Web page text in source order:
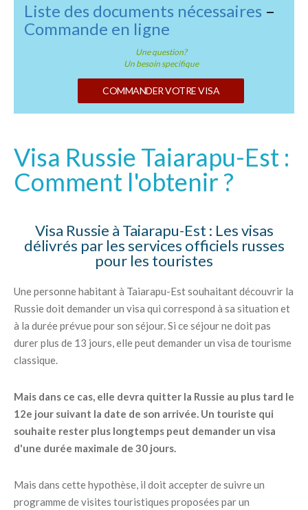
Liste des documents nécessaires –
Commande en ligne
Une question?
Un besoin specifique
COMMANDER VOTRE VISA
Visa Russie Taiarapu-Est :
Comment l'obtenir ?
Visa Russie à Taiarapu-Est : Les visas
délivrés par les services officiels russes
pour les touristes
Une personne habitant à Taiarapu-Est souhaitant découvrir la
Russie doit demander un visa qui correspond à sa situation et
à la durée prévue pour son séjour. Si ce séjour ne doit pas
durer plus de 13 jours, elle peut demander un visa de tourisme
classique.
Mais dans ce cas, elle devra quitter la Russie au plus tard le
12e jour suivant la date de son arrivée. Un touriste qui
souhaite rester plus longtemps peut demander un visa
d'une durée maximale de 30 jours.
Mais dans cette hypothèse, il doit accepter de suivre un
programme de visites touristiques proposées par un